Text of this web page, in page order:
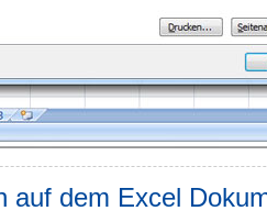
auf dem Excel